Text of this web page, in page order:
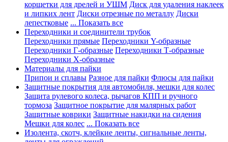
корщетки для дрелей и УШМ Диск для удаления наклеек
и липких лент Диски отрезные по металлу Диски
лепестковые ... Показать все
Переходники и соединители трубок
Переходники прямые Переходники Y-образные
Переходники Г-образные Переходники Т-образные
Переходники Х-образные
Материалы для пайки
Припои и сплавы Разное для пайки Флюсы для пайки
Защитные покрытия для автомобиля, мешки для колес
Защита рулевого колеса, рычагов КПП и ручного
тормоза Защитное покрытие для малярных работ
Защитные коврики Защитные накидки на сидения
Мешки для колес ... Показать все
Изолента, скотч, клейкие ленты, сигнальные ленты,